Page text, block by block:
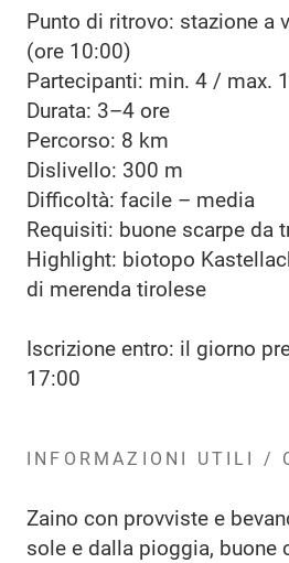
Punto di ritrovo: stazione a
(ore 10:00)
Partecipanti: min. 4 / max.
Durata: 3–4 ore
Percorso: 8 km
Dislivello: 300 m
Difficoltà: facile – media
Requisiti: buone scarpe da
Highlight: biotopo
di merenda tirolese
Iscrizione entro: il giorno
17:00
INFORMAZIONI UTILI /
Zaino con provviste e
sole e dalla pioggia, buone